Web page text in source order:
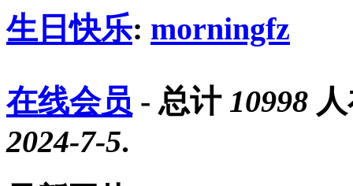
生日快乐: morningfz
在线会员 - 总计 10998
2024-7-5.